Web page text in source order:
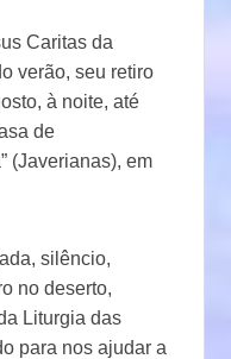
Caritas da
verão, seu retiro
à noite, até
de
(Javerianas), em
silêncio,
no deserto,
Liturgia das
para nos ajudar a